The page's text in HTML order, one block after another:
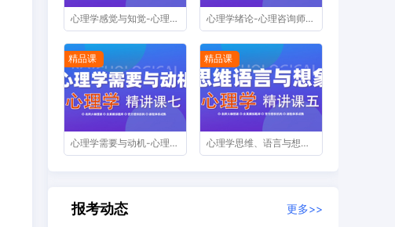
心理学感觉与知觉-心理咨询师精讲课第三节 心理学绪论-心理咨询师精讲课第一节
精品课
心理学需要与动机-心理咨询师精讲课第七节
精品课
心理学思维、语言与想象-心理咨询师精讲课第五节
报考动态 更多>>